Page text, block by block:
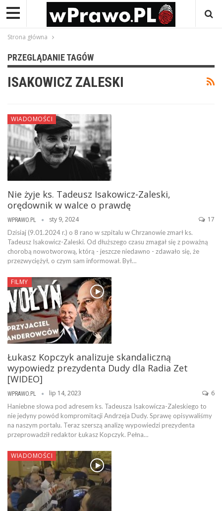
Strona główna
PRZEGLĄDANIE TAGÓW
ISAKOWICZ ZALESKI
WIADOMOŚCI
Nie żyje ks. Tadeusz Isakowicz-Zaleski,
orędownik w walce o prawdę
WPRAWO.PL sty 9, 2024 17
Dzisiaj (9.01.2024 r.) o 8 rano w szpitalu w Chrzanowie zmarł ks.
Tadeusz Isakowicz-Zaleski. Od dłuższego czasu zmagał się z poważną
chorobą nowotworową, którą - jeszcze niedawno - zdawało się, że
przezwyciężył, o czym sam informował. Był…
FILMY
Łukasz Kopczyk analizuje skandaliczną
wypowiedz prezydenta Dudy dla Radia Zet
[WIDEO]
WPRAWO.PL lip 14, 2023 6
Haniebne słowa pod adresem ks. Tadeusza Isakowicza-Zaleskiego to
nie jedyny powód kompromitacji Andrzeja Dudy. Sprawę opisywaliśmy
na naszym portalu. Teraz szerszą analizę wypowiedzi prezydenta
przeprowadził redaktor Łukasz Kopczyk. Pełna…
WIADOMOŚCI